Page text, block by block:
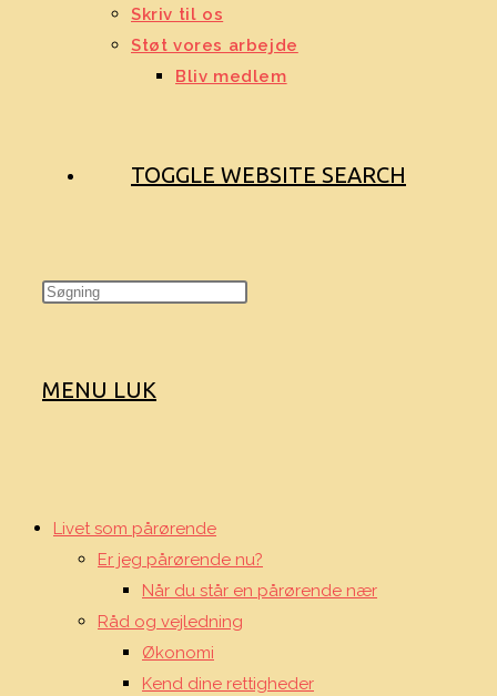
Skriv til os
Støt vores arbejde
Bliv medlem
TOGGLE WEBSITE SEARCH
MENU LUK
Livet som pårørende
Er jeg pårørende nu?
Når du står en pårørende nær
Råd og vejledning
Økonomi
Kend dine rettigheder